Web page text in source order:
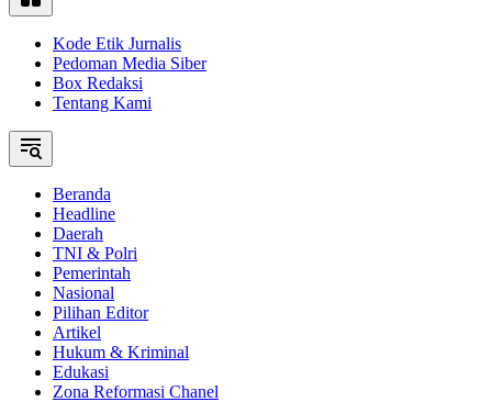
Kode Etik Jurnalis
Pedoman Media Siber
Box Redaksi
Tentang Kami
Beranda
Headline
Daerah
TNI & Polri
Pemerintah
Nasional
Pilihan Editor
Artikel
Hukum & Kriminal
Edukasi
Zona Reformasi Chanel